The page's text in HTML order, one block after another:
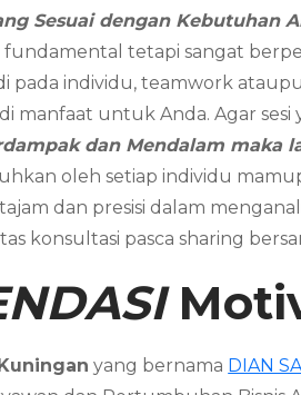
Sesuai dengan Kebutuhan
tetapi sangat
pada individu, teamwork
di manfaat untuk Anda. Agar
dan Mendalam maka
oleh setiap individu
dan presisi dalam
konsultasi pasca sharing
Kuningan yang bernama DIAN